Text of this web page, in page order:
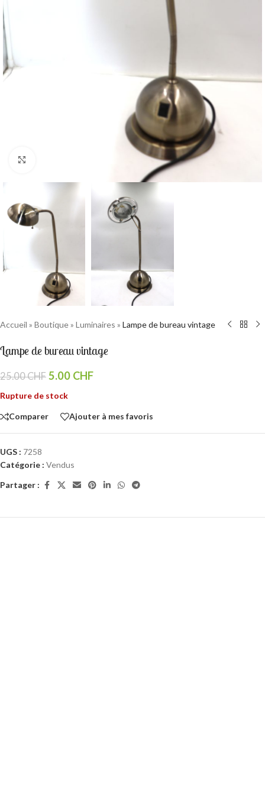
Accueil » Boutique» Luminaires » Lampe de bureau vintage
Lampe de bureau vintage
25.00CHF 5.00 CHF
Rupture de stock
Comparer Ajouter à mes favoris
UGS : 7258
Catégorie : Vendus
Partager :